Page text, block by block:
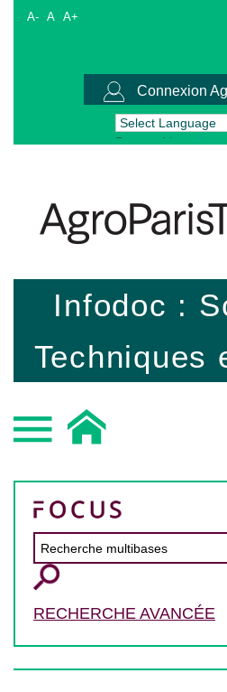
A- A A+
Connexion
Powered by
Infodoc :
Techniques
RECHERCHE AVANCÉE